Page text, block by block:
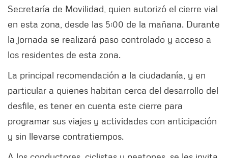
Secretaría de Movilidad, quien autorizó el cierre vial
en esta zona, desde las 5:00 de la mañana. Durante
la jornada se realizará paso controlado y acceso a
los residentes de esta zona.
La principal recomendación a la ciudadanía, y en
particular a quienes habitan cerca del desarrollo del
desfile, es tener en cuenta este cierre para
programar sus viajes y actividades con anticipación
y sin llevarse contratiempos.